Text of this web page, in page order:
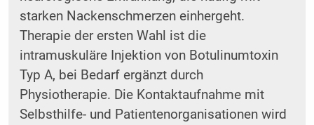
starken Nackenschmerzen einhergeht.
Therapie der ersten Wahl ist die
intramuskuläre Injektion von Botulinumtoxin
Typ A, bei Bedarf ergänzt durch
Physiotherapie. Die Kontaktaufnahme mit
Selbsthilfe- und Patientenorganisationen wird